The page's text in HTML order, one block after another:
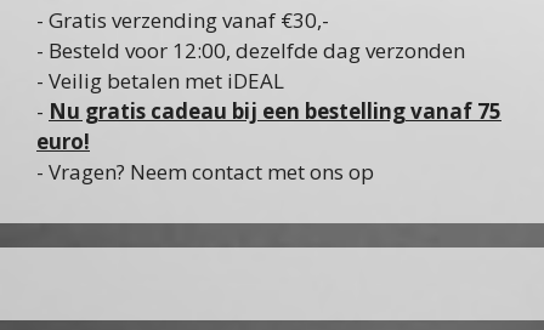
- Gratis verzending vanaf €30,-
- Besteld voor 12:00, dezelfde dag verzonden
- Veilig betalen met iDEAL
- Nu gratis cadeau bij een bestelling vanaf 75
euro!
- Vragen? Neem contact met ons op